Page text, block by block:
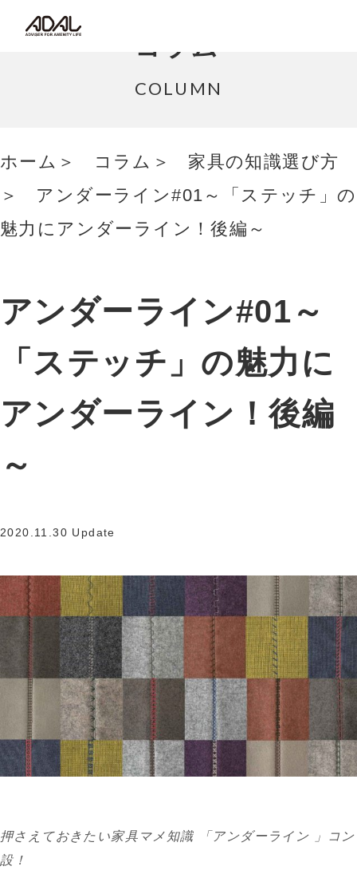
コラム
最新情報/ニュース
採用情報
コラム
COLUMN
ホーム コラム
家具の知識選び方
アンダーライン#01～「ステッチ」の
魅力にアンダーライン！後編～
アンダーライン#01～
「ステッチ」の魅力に
アンダーライン！後編
～
2020.11.30 Update
押さえておきたい家具マメ知識 「アンダーライン 」コ
設！